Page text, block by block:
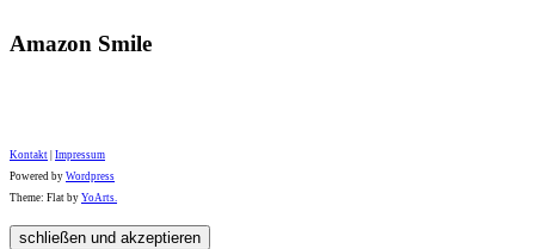
Amazon Smile
Kontakt Impressum
Powered by Wordpress
Theme: Flat by YoArts.